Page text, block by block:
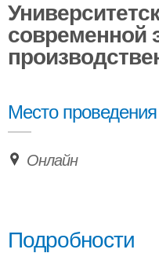
современной
Место проведения
Онлайн
Подробности